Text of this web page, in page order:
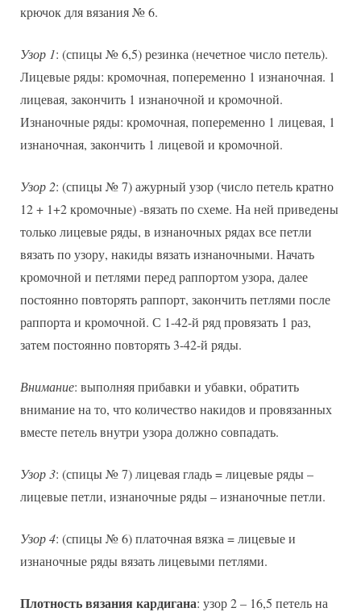
крючок для вязания № 6.
Узор 1: (спицы № 6,5) резинка (нечетное число петель).
Лицевые ряды: кромочная, попеременно 1 изнаночная. 1
лицевая, закончить 1 изнаночной и кромочной.
Изнаночные ряды: кромочная, попеременно 1 лицевая, 1
изнаночная, закончить 1 лицевой и кромочной.
Узор 2: (спицы № 7) ажурный узор (число петель кратно
12 + 1+2 кромочные) -вязать по схеме. На ней приведены
только лицевые ряды, в изнаночных рядах все петли
вязать по узору, накиды вязать изнаночными. Начать
кромочной и петлями перед раппортом узора, далее
постоянно повторять раппорт, закончить петлями после
раппорта и кромочной. С 1-42-й ряд провязать 1 раз,
затем постоянно повторять 3-42-й ряды.
Внимание: выполняя прибавки и убавки, обратить
внимание на то, что количество накидов и провязанных
вместе петель внутри узора должно совпадать.
Узор 3: (спицы № 7) лицевая гладь = лицевые ряды –
лицевые петли, изнаночные ряды – изнаночные петли.
Узор 4: (спицы № 6) платочная вязка = лицевые и
изнаночные ряды вязать лицевыми петлями.
Плотность вязания кардигана: узор 2 – 16,5 петель на